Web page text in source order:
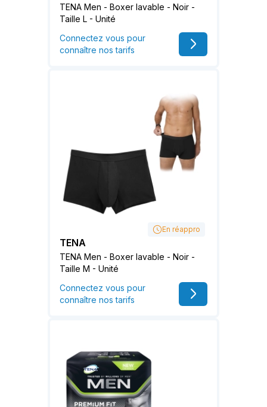
TENA Men - Boxer lavable - Noir -
Taille L - Unité
Connectez vous pour
connaître nos tarifs
En réappro
TENA
TENA Men - Boxer lavable - Noir -
Taille M - Unité
Connectez vous pour
connaître nos tarifs